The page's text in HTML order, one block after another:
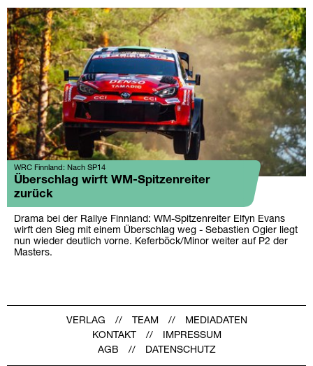
WRC Finnland: Nach SP14
Überschlag wirft WM-Spitzenreiter
zurück
Drama bei der Rallye Finnland: WM-Spitzenreiter Elfyn Evans
wirft den Sieg mit einem Überschlag weg - Sebastien Ogier liegt
nun wieder deutlich vorne. Keferböck/Minor weiter auf P2 der
Masters.
VERLAG TEAM
MEDIADATEN
KONTAKT
IMPRESSUM
AGB
DATENSCHUTZ